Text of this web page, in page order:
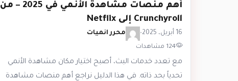
أهم منصات مشاهدة الأنمي في 2025 – من
Crunchyroll إلى Netflix
16 أبريل، 2025 •
محرر انميات
124 مشاهدات
مع تعدد خدمات البث، أصبح اختيار مكان مشاهدة الأنمي
تحدياً بحد ذاته. في هذا الدليل نراجع أهم منصات مشاهدة